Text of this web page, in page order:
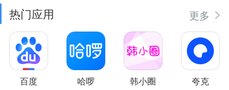
热门应用 更多
百度 哈啰 韩小圈 夸克